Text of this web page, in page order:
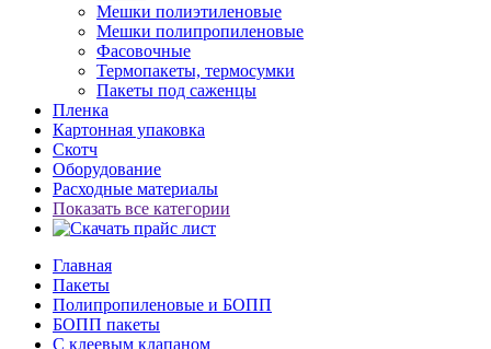
Мешки полиэтиленовые
Мешки полипропиленовые
Фасовочные
Термопакеты, термосумки
Пакеты под саженцы
Пленка
Картонная упаковка
Скотч
Оборудование
Расходные материалы
Показать все категории
Главная
Пакеты
Полипропиленовые и БОПП
БОПП пакеты
С клеевым клапаном